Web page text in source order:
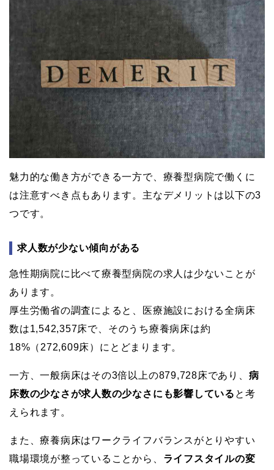
魅力的な働き方ができる一方で、療養型病院で働くに
は注意すべき点もあります。主なデメリットは以下の3
つです。
求人数が少ない傾向がある
急性期病院に比べて療養型病院の求人は少ないことが
あります。
厚生労働省の調査によると、医療施設における全病床
数は1,542,357床で、そのうち療養病床は約
18%（272,609床）にとどまります。
一方、一般病床はその3倍以上の879,728床であり、 病
床数の少なさが求人数の少なさにも影響している と考
えられます。
また、療養病床はワークライフバランスがとりやすい
職場環境が整っていることから、 ライフスタイルの変